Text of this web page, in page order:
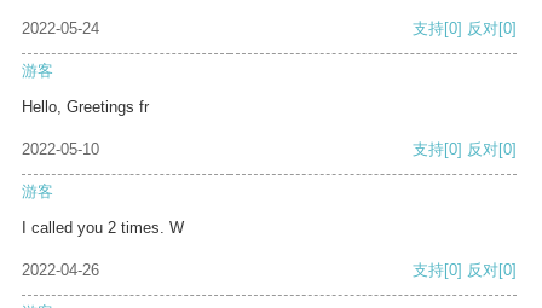
2022-05-24 支持[0] 反对[0]
游客
Hello, Greetings fr
2022-05-10 支持[0] 反对[0]
游客
I called you 2 times. W
2022-04-26 支持[0] 反对[0]